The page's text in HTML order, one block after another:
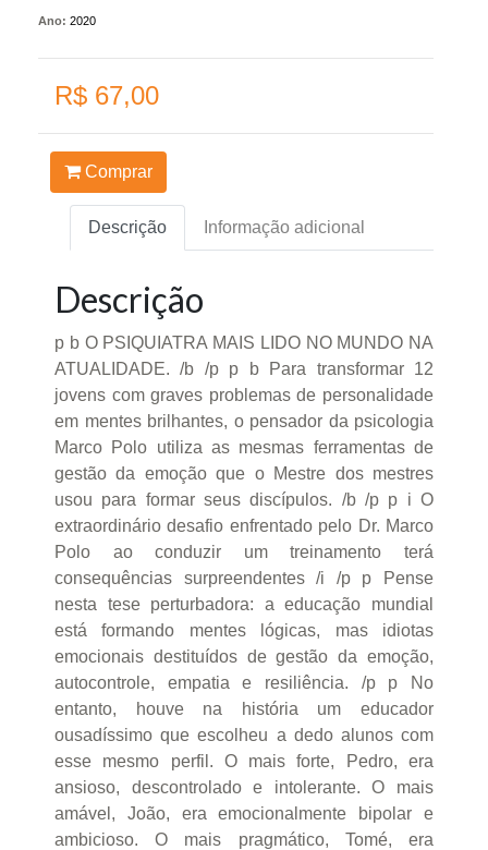
Ano: 2020
R$ 67,00
Comprar
Descrição Informação adicional
Descrição
p b O PSIQUIATRA MAIS LIDO NO MUNDO NA
ATUALIDADE. /b /p p b Para transformar 12
jovens com graves problemas de personalidade
em mentes brilhantes, o pensador da psicologia
Marco Polo utiliza as mesmas ferramentas de
gestão da emoção que o Mestre dos mestres
usou para formar seus discípulos. /b /p p i O
extraordinário desafio enfrentado pelo Dr. Marco
Polo ao conduzir um treinamento terá
consequências surpreendentes /i /p p Pense
nesta tese perturbadora: a educação mundial
está formando mentes lógicas, mas idiotas
emocionais destituídos de gestão da emoção,
autocontrole, empatia e resiliência. /p p No
entanto, houve na história um educador
ousadíssimo que escolheu a dedo alunos com
esse mesmo perfil. O mais forte, Pedro, era
ansioso, descontrolado e intolerante. O mais
amável, João, era emocionalmente bipolar e
ambicioso. O mais pragmático, Tomé, era